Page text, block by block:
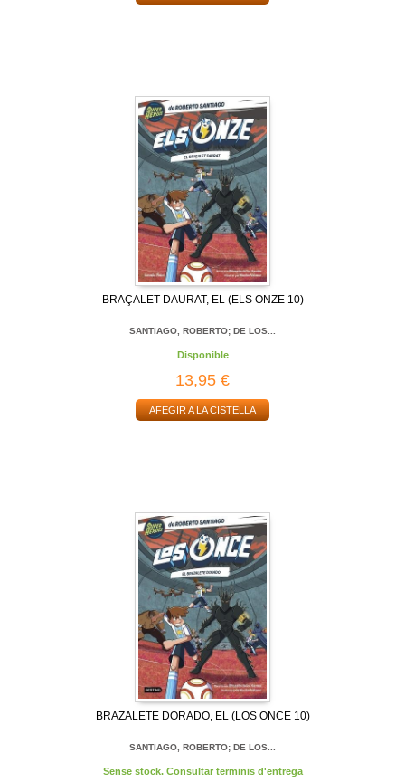
BRAÇALET DAURAT, EL (ELS ONZE 10)
SANTIAGO, ROBERTO; DE LOS...
Disponible
13,95 €
AFEGIR A LA CISTELLA
BRAZALETE DORADO, EL (LOS ONCE 10)
SANTIAGO, ROBERTO; DE LOS...
Sense stock. Consultar terminis d'entrega